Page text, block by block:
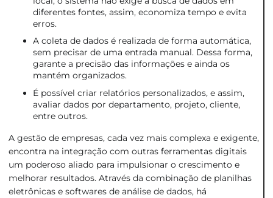
diferentes fontes, assim, economiza tempo e evita
erros.
A coleta de dados é realizada de forma automática,
sem precisar de uma entrada manual. Dessa forma,
garante a precisão das informações e ainda os
mantém organizados.
É possível criar relatórios personalizados, e assim,
avaliar dados por departamento, projeto, cliente,
entre outros.
A gestão de empresas, cada vez mais complexa e exigente,
encontra na integração com outras ferramentas digitais
um poderoso aliado para impulsionar o crescimento e
melhorar resultados. Através da combinação de planilhas
eletrônicas e softwares de análise de dados, há